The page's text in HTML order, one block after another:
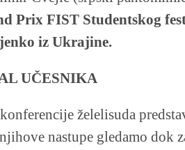
Prix FIST Studentskog
iz Ukrajine.
UČESNIKA
želelisuda
nastupe gledamo dok